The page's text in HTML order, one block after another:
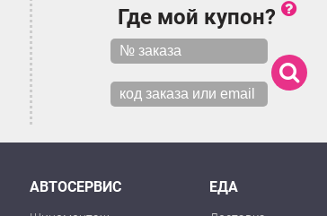
Где мой купон?
АВТОСЕРВИС ЕДА